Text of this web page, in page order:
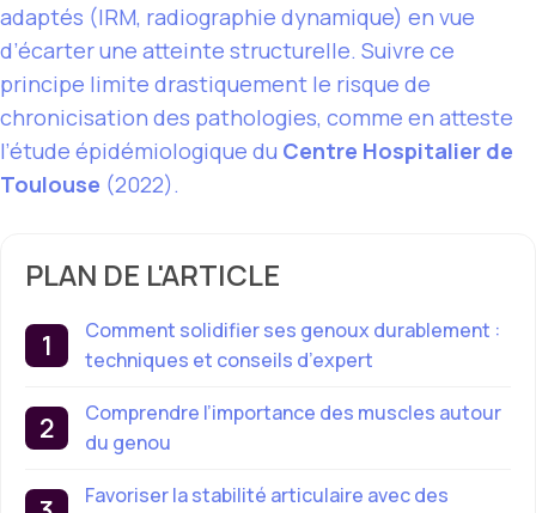
adaptés (IRM, radiographie dynamique) en vue
d’écarter une atteinte structurelle. Suivre ce
principe limite drastiquement le risque de
chronicisation des pathologies, comme en atteste
l’étude épidémiologique du Centre Hospitalier de
Toulouse (2022).
PLAN DE L'ARTICLE
Comment solidifier ses genoux durablement :
techniques et conseils d’expert
Comprendre l’importance des muscles autour
du genou
Favoriser la stabilité articulaire avec des